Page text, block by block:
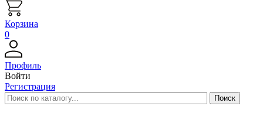
Корзина
0
Профиль
Войти
Регистрация